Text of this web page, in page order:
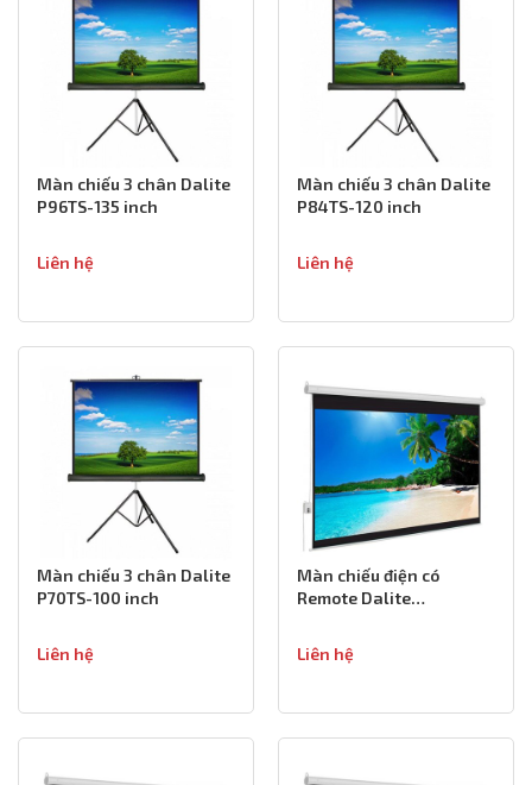
Màn chiếu 3 chân Dalite
P96TS-135 inch
Liên hệ
Màn chiếu 3 chân Dalite
P84TS-120 inch
Liên hệ
Màn chiếu 3 chân Dalite
P70TS-100 inch
Liên hệ
Màn chiếu điện có
Remote Dalite
Liên hệ